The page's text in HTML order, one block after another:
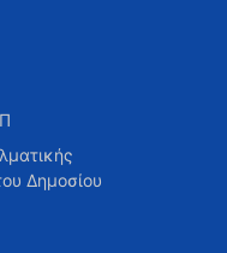
Δημοσίου